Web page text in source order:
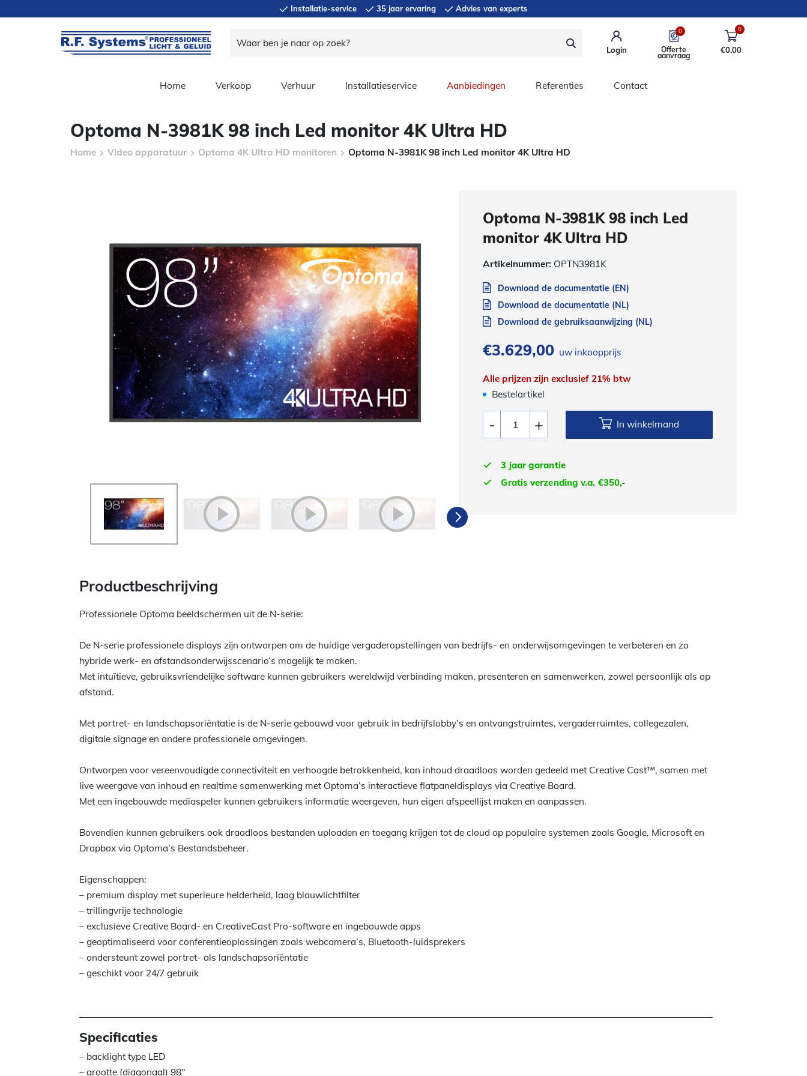
Installatie-service 35 jaar ervaring Advies van experts
Login
0
Offerte
aanvraag
0
€0,00
Home Verkoop Verhuur Installatieservice Aanbiedingen Referenties Contact
Optoma N-3981K 98 inch Led monitor 4K Ultra HD
Home Video apparatuur Optoma 4K Ultra HD monitoren Optoma N-3981K 98 inch Led monitor 4K Ultra HD
Optoma N-3981K 98 inch Led
monitor 4K Ultra HD
Artikelnummer: OPTN3981K
Download de documentatie (EN)
Download de documentatie (NL)
Download de gebruiksaanwijzing (NL)
€3.629,00 uw inkoopprijs
Alle prijzen zijn exclusief 21% btw
Bestelartikel
In winkelmand
3 jaar garantie
Gratis verzending v.a. €350,-
Productbeschrijving
Professionele Optoma beeldschermen uit de N-serie:
De N-serie professionele displays zijn ontworpen om de huidige vergaderopstellingen van bedrijfs- en onderwijsomgevingen te verbeteren en zo
hybride werk- en afstandsonderwijsscenario’s mogelijk te maken.
Met intuïtieve, gebruiksvriendelijke software kunnen gebruikers wereldwijd verbinding maken, presenteren en samenwerken, zowel persoonlijk als op
afstand.
Met portret- en landschapsoriëntatie is de N-serie gebouwd voor gebruik in bedrijfslobby’s en ontvangstruimtes, vergaderruimtes, collegezalen,
digitale signage en andere professionele omgevingen.
Ontworpen voor vereenvoudigde connectiviteit en verhoogde betrokkenheid, kan inhoud draadloos worden gedeeld met Creative Cast™, samen met
live weergave van inhoud en realtime samenwerking met Optoma’s interactieve flatpaneldisplays via Creative Board.
Met een ingebouwde mediaspeler kunnen gebruikers informatie weergeven, hun eigen afspeellijst maken en aanpassen.
Bovendien kunnen gebruikers ook draadloos bestanden uploaden en toegang krijgen tot de cloud op populaire systemen zoals Google, Microsoft en
Dropbox via Optoma’s Bestandsbeheer.
Eigenschappen:
– premium display met superieure helderheid, laag blauwlichtfilter
– trillingvrije technologie
– exclusieve Creative Board- en CreativeCast Pro-software en ingebouwde apps
– geoptimaliseerd voor conferentieoplossingen zoals webcamera’s, Bluetooth-luidsprekers
– ondersteunt zowel portret- als landschapsoriëntatie
– geschikt voor 24/7 gebruik
Specificaties
– backlight type LED
– grootte (diagonaal) 98″